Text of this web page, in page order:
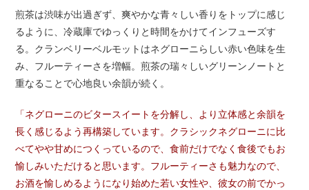
煎茶は渋味が出過ぎず、爽やかな青々しい香りをトップに感じ
るように、冷蔵庫でゆっくりと時間をかけてインフューズす
る。クランベリーベルモットはネグローニらしい赤い色味を生
み、フルーティーさを増幅。煎茶の瑞々しいグリーンノートと
重なることで心地良い余韻が続く。
「ネグローニのビタースイートを分解し、より立体感と余韻を
長く感じるよう再構築しています。クラシックネグローニに比
べてやや甘めにつくっているので、食前だけでなく食後でもお
愉しみいただけると思います。フルーティーさも魅力なので、
お酒を愉しめるようになり始めた若い女性や、彼女の前でかっ